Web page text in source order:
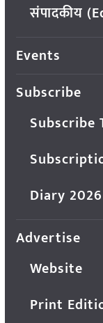
संपादकीय
Events
Subscribe
Subscribe
Diary 2026
Advertise
Website
Print